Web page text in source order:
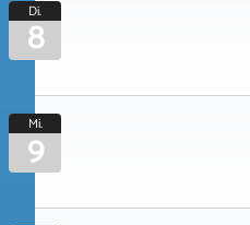
Di.
8
Mi.
9